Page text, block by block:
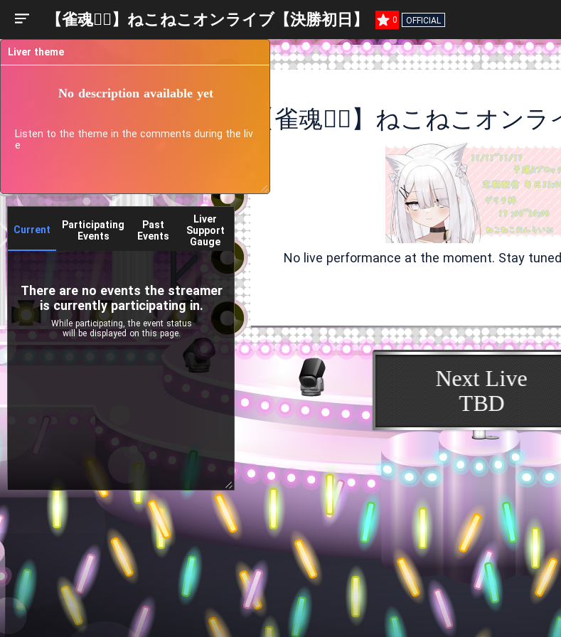
【雀魂❤️‍🔥】ねこねこオンライブ【決勝初日】 0 OFFICIAL
No live performance at the moment. Stay
Current
Participating
Events
Past
Events
Liver
Support
Gauge
There are no events the streamer
is currently participating in.
While participating, the event status
will be displayed on this page.
Liver theme
No description available yet
Listen to the theme in the comments during the liv
e